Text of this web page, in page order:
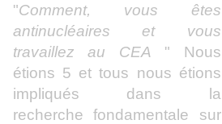
"Comment, vous êtes
antinucléaires et vous
travaillez au CEA " Nous
étions 5 et tous nous étions
impliqués dans la
recherche fondamentale sur